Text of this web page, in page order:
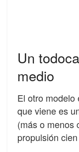
Un
medio
El otro modelo
que viene es
(más o menos
propulsión